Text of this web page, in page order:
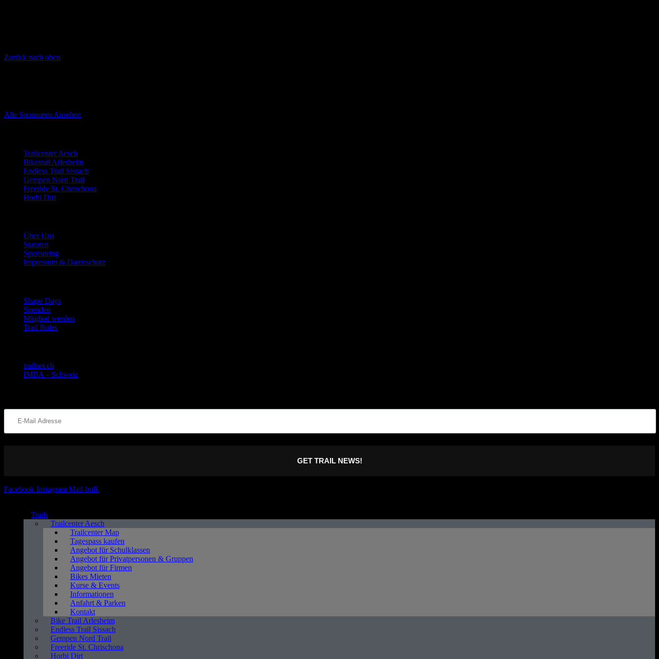
Zurück nach oben
Alle Sponsoren Ansehen
Trailcenter Aesch
Biketrail Arlesheim
Endless Trail Sissach
Gempen Nord Trail
Freeride St. Chrischona
Horbi Dirt
Über Uns
Statuten
Sponsoring
Impressum & Datenschutz
Shape Days
Spenden
Mitglied werden
Trail Rules
trailnet.ch
IMBA – Schweiz
GET TRAIL NEWS!
Facebook Instagram Mail-bulk
Trails
Trailcenter Aesch
Trailcenter Map
Tagespass kaufen
Angebot für Schulklassen
Angebot für Privatpersonen & Gruppen
Angebot für Firmen
Bikes Mieten
Kurse & Events
Informationen
Anfahrt & Parken
Kontakt
Bike Trail Arlesheim
Endless Trail Sissach
Gempen Nord Trail
Freeride St. Chrischona
Horbi Dirt